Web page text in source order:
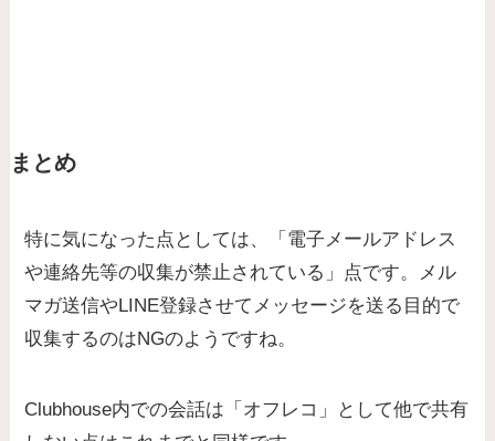
まとめ
特に気になった点としては、
「電子メールアドレス
や連絡先等の収集が禁止されている」点です。メル
マガ送信やLINE登録させてメッセージを送る目的で
収集するのはNGのようですね。
Clubhouse内での会話は「オフレコ」として他で共有